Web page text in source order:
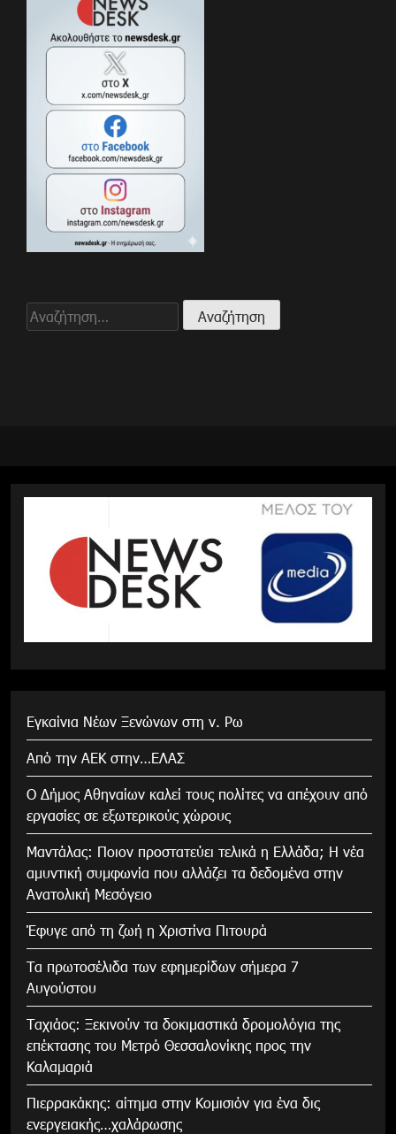
Αναζήτηση
για:
Εγκαίνια Νέων Ξενώνων στη ν. Ρω
Από την ΑΕΚ στην…ΕΛΑΣ
Ο Δήμος Αθηναίων καλεί τους πολίτες να απέχουν από
εργασίες σε εξωτερικούς χώρους
Μαντάλας: Ποιον προστατεύει τελικά η Ελλάδα; Η νέα
αμυντική συμφωνία που αλλάζει τα δεδομένα στην
Ανατολική Μεσόγειο
Έφυγε από τη ζωή η Χριστίνα Πιτουρά
Τα πρωτοσέλιδα των εφημερίδων σήμερα 7
Αυγούστου
Tαχιάος: Ξεκινούν τα δοκιμαστικά δρομολόγια της
επέκτασης του Μετρό Θεσσαλονίκης προς την
Καλαμαριά
Πιερρακάκης: αίτημα στην Κομισιόν για ένα δις
ενεργειακής…χαλάρωσης